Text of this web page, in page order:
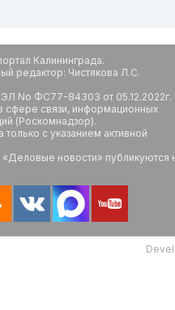
Калининграда.
редактор: Чистякова Л.С.
No ФС77-84303 от
сфере связи, информационных
(Роскомнадзор).
с указанием активной
новости» публикуются